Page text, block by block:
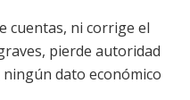
cuentas, ni corrige el
pierde autoridad
dato económico